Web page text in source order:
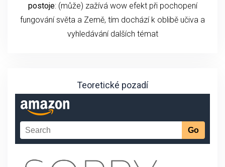
postoje: (může) zažívá wow efekt při pochopení
fungování světa a Země, tím dochází k oblibě učiva a
vyhledávání dalších témat
Teoretické pozadí